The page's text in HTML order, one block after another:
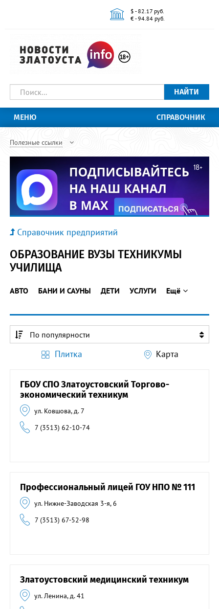
$ - 82.17 руб.
€ - 94.84 руб.
НАЙТИ
МЕНЮ СПРАВОЧНИК
Полезные ссылки
Справочник предприятий
ОБРАЗОВАНИЕ ВУЗЫ ТЕХНИКУМЫ
УЧИЛИЩА
АВТО БАНИ И САУНЫ ДЕТИ УСЛУГИ Ещё
По популярности
По алфавиту
Плитка Карта
ГБОУ СПО Златоустовский Торгово-
экономический техникум
ул. Ковшова, д. 7
7 (3513) 62-10-74
Профессиональный лицей ГОУ НПО № 111
ул. Нижне-Заводская 3-я, 6
7 (3513) 67-52-98
Златоустовский медицинский техникум
ул. Ленина, д. 41